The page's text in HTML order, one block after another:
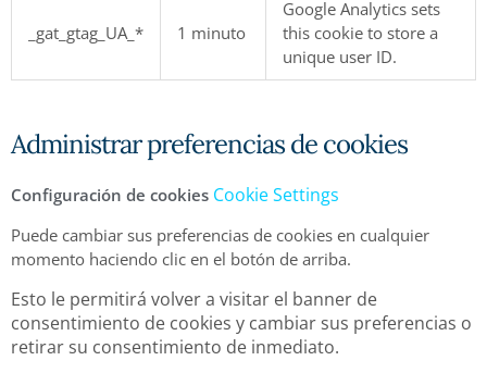
_gat_gtag_UA_* 1 minuto
Google Analytics sets
this cookie to store a
unique user ID.
Administrar preferencias de cookies
Configuración de cookies Cookie Settings
Puede cambiar sus preferencias de cookies en cualquier
momento haciendo clic en el botón de arriba.
Esto le permitirá volver a visitar el banner de
consentimiento de cookies y cambiar sus preferencias o
retirar su consentimiento de inmediato.